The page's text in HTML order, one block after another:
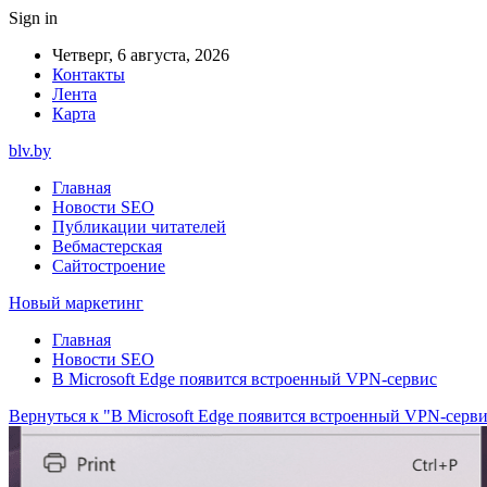
Sign in
Четверг, 6 августа, 2026
Контакты
Лента
Карта
blv.by
Главная
Новости SEO
Публикации читателей
Вебмастерская
Сайтостроение
Новый маркетинг
Главная
Новости SEO
В Microsoft Edge появится встроенный VPN-сервис
Вернуться к "В Microsoft Edge появится встроенный VPN-